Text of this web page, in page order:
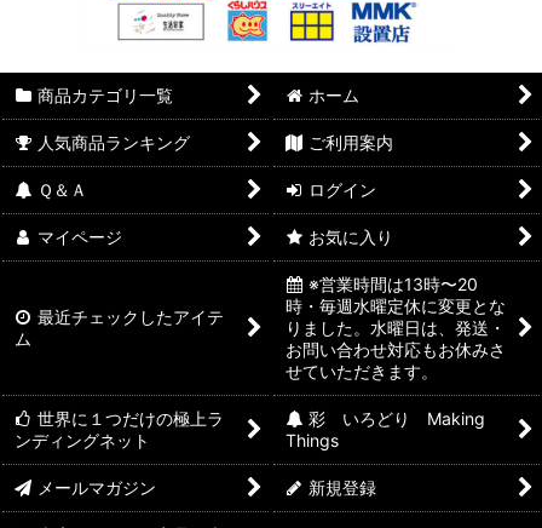
商品カテゴリ一覧 ホーム
人気商品ランキング ご利用案内
Ｑ＆Ａ ログイン
マイページ お気に入り
最近チェックしたアイテ
ム
※営業時間は13時〜20
時・毎週水曜定休に変更とな
りました。水曜日は、発送・
お問い合わせ対応もお休みさ
せていただきます。
世界に１つだけの極上ラ
ンディングネット
彩 いろどり Making
Things
メールマガジン 新規登録